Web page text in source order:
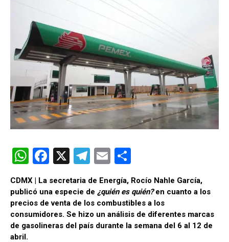
W
h
at
s
A
F
ce
b
o
X
T
el
e
gr
a
E
m
ail
o
m
p
ar
CDMX | La secretaria de Energía, Rocío Nahle García,
publicó una especie de ¿quién es quién?en cuanto a los
precios de venta de los combustibles a los
consumidores. Se hizo un análisis de diferentes marcas
de gasolineras del país durante la semana del 6 al 12 de
abril.